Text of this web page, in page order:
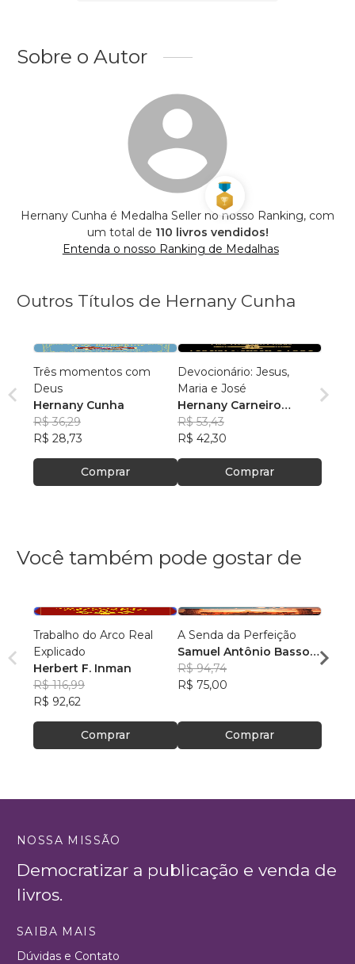
Sobre o Autor
Hernany Cunha é Medalha Seller no nosso Ranking, com
um total de 110 livros vendidos!
Entenda o nosso Ranking de Medalhas
Outros Títulos de Hernany Cunha
Três momentos com
Deus
Hernany Cunha
R$ 36,29
R$ 28,73
Comprar
Devocionário: Jesus,
Maria e José
Hernany Carneiro
Cunha
R$ 53,43
R$ 42,30
Comprar
Você também pode gostar de
Trabalho do Arco Real
Explicado
Herbert F. Inman
R$ 116,99
R$ 92,62
Comprar
A Senda da Perfeição
Samuel Antônio Basso
Chiesa
R$ 94,74
R$ 75,00
Comprar
R$
NOSSA MISSÃO
Democratizar a publicação e venda de
livros.
SAIBA MAIS
Dúvidas e Contato